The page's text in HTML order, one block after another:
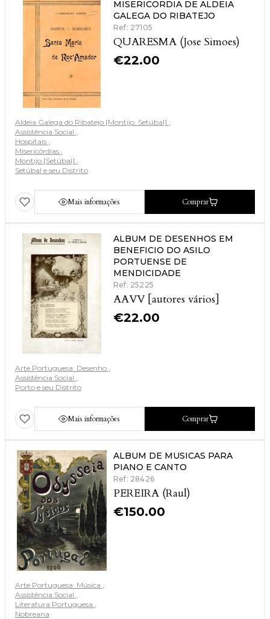
MISERICORDIA DE ALDEIA
GALEGA DO RIBATEJO
Ref: 27105
QUARESMA (Jose Simoes)
€22.00
Aldeia Galega do Ribatejo [Montijo. Setúbal]
Assistência Social
Hospitais
Misericórdias
Montijo [Setúbal]
Setúbal e seu Distrito
Mais informações Comprar
ALBUM DE DESENHOS EM
BENEFICIO DO ASILO
PORTUENSE DE
MENDICIDADE
Ref: 25225
AAVV [autores vários]
€22.00
Arte Portuguesa: Desenho
Assistência Social
Porto e seu Distrito
Mais informações Comprar
ALBUM DE MUSICAS PARA
PIANO E CANTO
Ref: 28426
PEREIRA (Raul)
€150.00
Arte Portuguesa: Música
Assistência Social
Literatura Portuguesa
Nobreana